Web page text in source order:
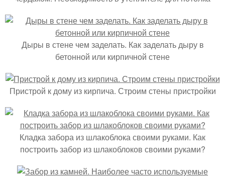
Дыры в стене чем заделать. Как заделать дыру в
бетонной или кирпичной стене
Пристрой к дому из кирпича. Строим стены пристройки
Кладка забора из шлакоблока своими руками. Как
построить забор из шлакоблоков своими руками?